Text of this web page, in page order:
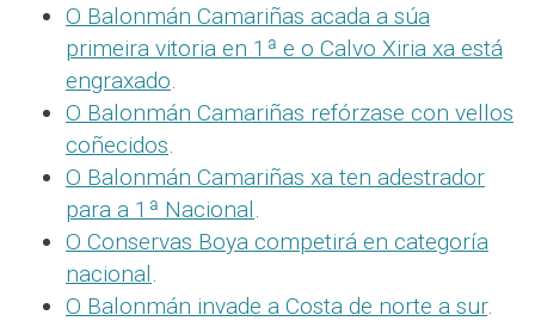
O Balonmán Camariñas acada a súa
primeira vitoria en 1ª e o Calvo Xiria xa está
engraxado.
O Balonmán Camariñas refórzase con vellos
coñecidos.
O Balonmán Camariñas xa ten adestrador
para a 1ª Nacional.
O Conservas Boya competirá en categoría
nacional.
O Balonmán invade a Costa de norte a sur.